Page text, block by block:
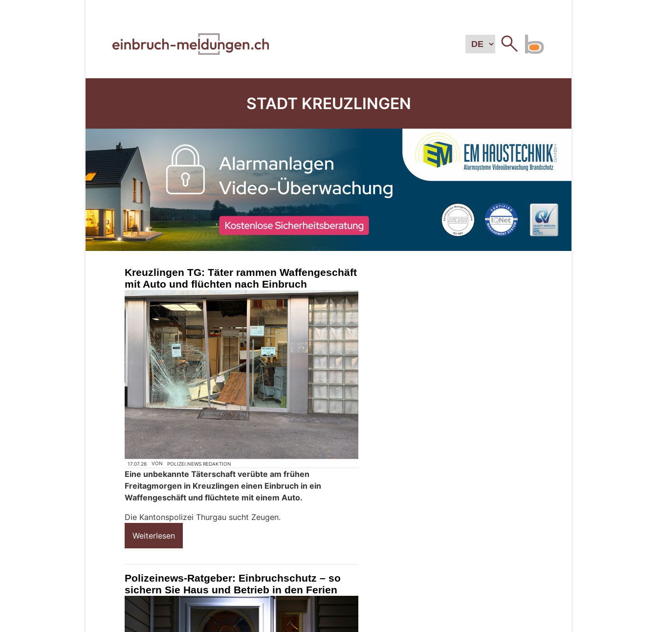
STADT KREUZLINGEN
Kreuzlingen TG: Täter rammen Waffengeschäft
mit Auto und flüchten nach Einbruch
17.07.26 VON POLIZEI.NEWS REDAKTION
Eine unbekannte Täterschaft verübte am frühen
Freitagmorgen in Kreuzlingen einen Einbruch in ein
Waffengeschäft und flüchtete mit einem Auto.
Die Kantonspolizei Thurgau sucht Zeugen.
Weiterlesen
Polizeinews-Ratgeber: Einbruchschutz – so
sichern Sie Haus und Betrieb in den Ferien